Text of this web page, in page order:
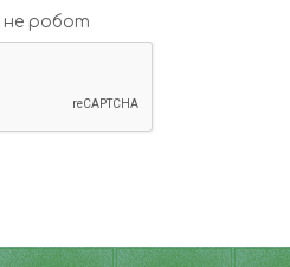
не робот